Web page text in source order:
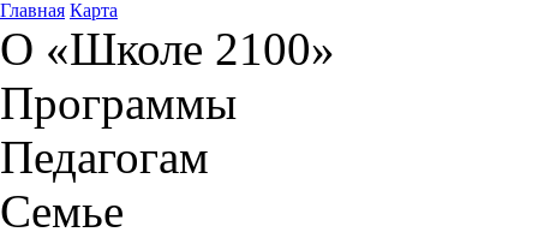
Главная Карта
О «Школе 2100»
Программы
Педагогам
Семье